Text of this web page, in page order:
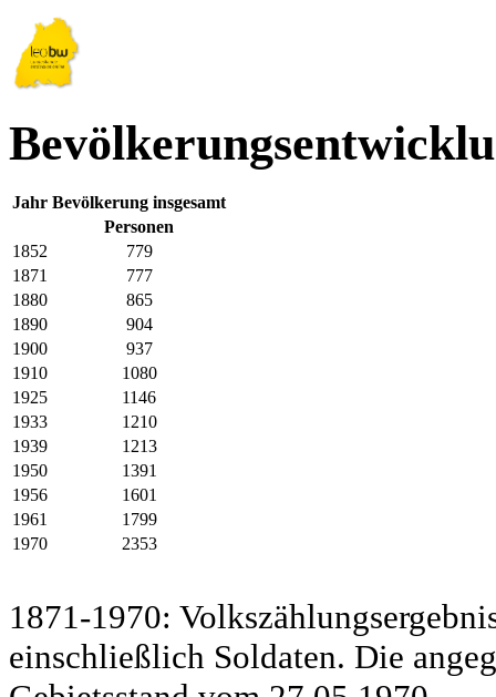
Jahr Bevölkerung insgesamt
Personen
1852
779
1871
777
1880
865
1890
904
1900
937
1910
1080
1925
1146
1933
1210
1939
1213
1950
1391
1956
1601
1961
1799
1970
2353
1871-1970:
einschließlich Soldaten. Die